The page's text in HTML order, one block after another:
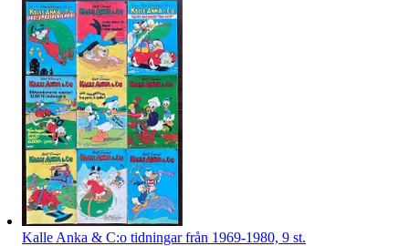
Kalle Anka & C:o tidningar från 1969-1980, 9 st.